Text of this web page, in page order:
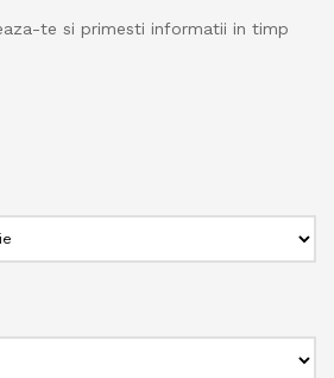
te si primesti informatii in timp